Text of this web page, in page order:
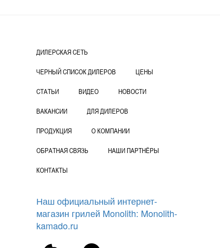
из плит SILCA®250KM. Сухой клей
массы, консистенции «сметаны» с
чистой водой в соотношении 1 кг/250
мл воды. Расход 6 кг / м2. Толщина слоя
10 мм). Поставляется в мешках по 5 кг.
ДИЛЕРСКАЯ СЕТЬ
ЧЕРНЫЙ СПИСОК ДИЛЕРОВ ЦЕНЫ
СТАТЬИ ВИДЕО НОВОСТИ
ВАКАНСИИ ДЛЯ ДИЛЕРОВ
ПРОДУКЦИЯ О КОМПАНИИ
ОБРАТНАЯ СВЯЗЬ НАШИ ПАРТНЁРЫ
КОНТАКТЫ
Наш официальный интернет-
магазин грилей Monolith: Monolith-
kamado.ru